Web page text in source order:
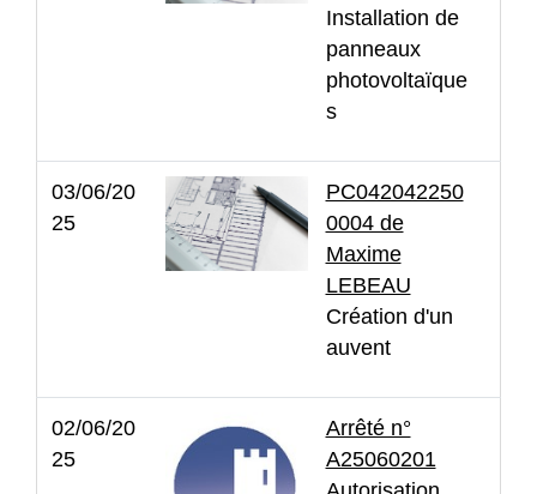
Installation de
panneaux
photovoltaïque
s
03/06/20
25
PC042042250
0004 de
Maxime
LEBEAU
Création d'un
auvent
02/06/20
25
Arrêté n°
A25060201